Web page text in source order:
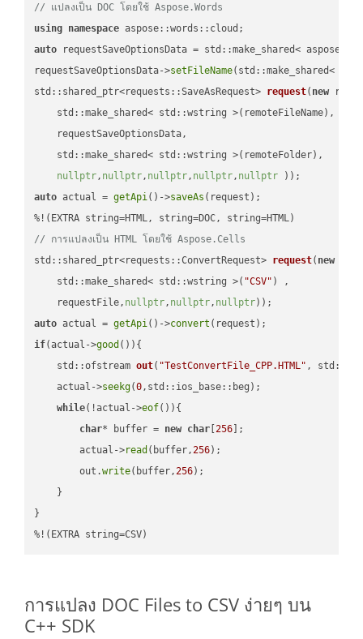
// แปลงเป็น DOC โดยใช้ Aspose.Words
using namespace
auto requestSaveOptionsData = std::make_shared<
requestSaveOptionsData->setFileName(std::make_shared<
std::shared_ptr<requests::SaveAsRequest> request( new
    std::make_shared< std::wstring >(remoteFileName),
    requestSaveOptionsData,
    std::make_shared< std::wstring >(remoteFolder),
nullptr, nullptr, nullptr, nullptr, nullptr ))
auto actual = getApi()->saveAs (request);
// การแปลงเป็น HTML โดยใช้ Aspose.Cells
std::shared_ptr<requests::ConvertRequest> request( new
    std::make_shared< std::wstring >(
"CSV" ) ,
    requestFile,
nullptr, nullptr, nullptr))
auto actual = getApi()->convert
if(actual->good ()){
std::ofstream out( "TestConvertFile_CPP.HTML" ,
    actual->
seekg(0,std::ios_base::beg);
while(!actual->eof()){
char* buffer = new char [256 ];
        actual->
read (buffer,256);
        out.
write(buffer,256);
    }
}
%!(EXTRA string=CSV)
การแปลง DOC Files to CSV ง่ายๆ บน
C++ SDK